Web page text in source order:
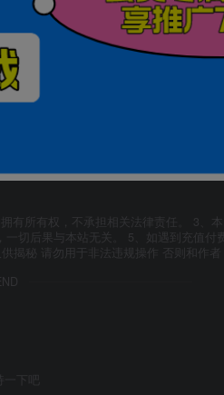
有所有权，不承担相关法律责任。 3、
切后果与本站无关。 5、如遇到充值付
揭秘 请勿用于非法违规操作 否则和作者
一下吧